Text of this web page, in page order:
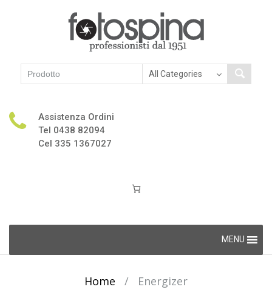
Assistenza Ordini
Tel 0438 82094
Cel 335 1367027
content
MENU
Home / Energizer